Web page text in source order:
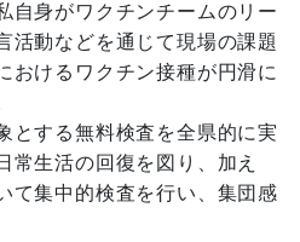
自身がワクチンチームのリー
活動などを通じて現場の課題
おけるワクチン接種が円滑に
とする無料検査を全県的に実
常生活の回復を図り、加え
て集中的検査を行い、集団感